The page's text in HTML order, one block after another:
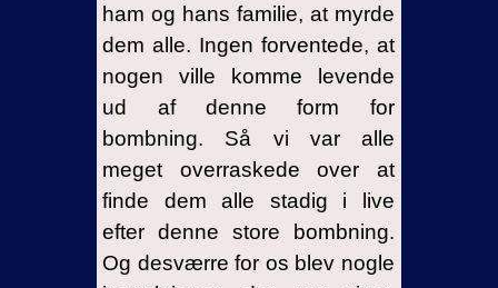
ham og hans familie, at myrde
dem alle. Ingen forventede, at
nogen ville komme levende
ud af denne form for
bombning. Så vi var alle
meget overraskede over at
finde dem alle stadig i live
efter denne store bombning.
Og desværre for os blev nogle